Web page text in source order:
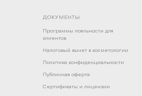
ДОКУМЕНТЫ
Программы лояльности для
клиентов
Налоговый вычет в косметологии
Политика конфиденциальности
Публичная оферта
Сертификаты и лицензии